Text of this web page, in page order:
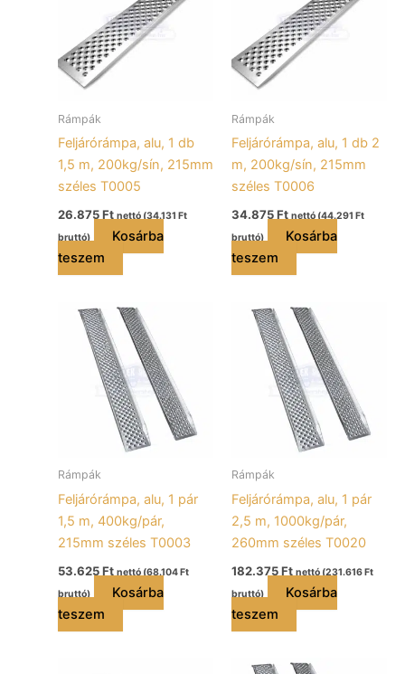
Rámpák
Feljárórámpa, alu, 1 db
1,5 m, 200kg/sín, 215mm
széles T0005
26.875Ft nettó (34.131 Ft
bruttó)
Kosárba
teszem
Rámpák
Feljárórámpa, alu, 1 db 2
m, 200kg/sín, 215mm
széles T0006
34.875Ft nettó (44.291 Ft
bruttó)
Kosárba
teszem
Rámpák
Feljárórámpa, alu, 1 pár
1,5 m, 400kg/pár,
215mm széles T0003
53.625Ft nettó (68.104Ft
bruttó)
Kosárba
teszem
Rámpák
Feljárórámpa, alu, 1 pár
2,5 m, 1000kg/pár,
260mm széles T0020
182.375Ft nettó (231.616Ft
bruttó)
Kosárba
teszem